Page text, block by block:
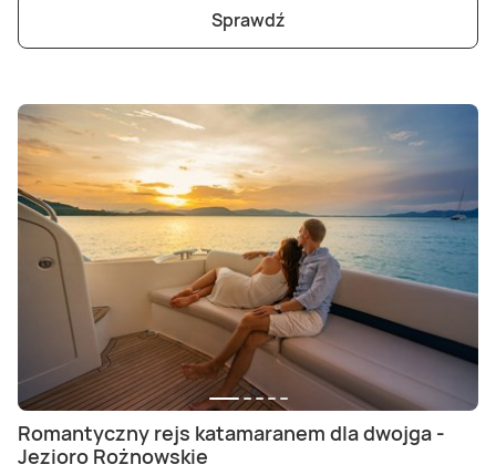
Sprawdź
Romantyczny rejs katamaranem dla dwojga -
Jezioro Rożnowskie